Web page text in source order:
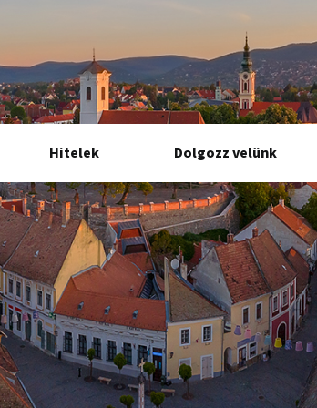
Hitelek Dolgozz velünk